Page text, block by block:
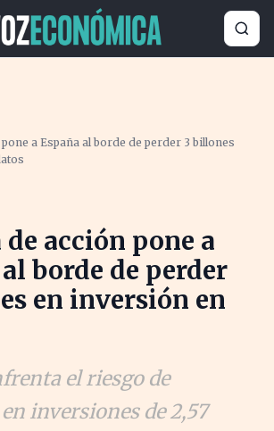
a España al borde de perder 3 billones
acción pone a
borde de perder
en inversión en
el riesgo de
inversiones de 2,57